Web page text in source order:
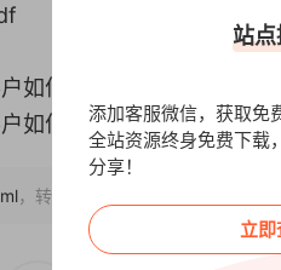
如何跟进-异议处理）（可
如何跟进-异议处理）（可
，转载请注明出处~~~
站
添加客服微信，获取免
全站资源终身免费下载
分享！
立